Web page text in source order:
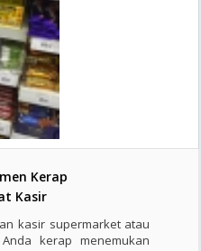
Kerap
Kasir
kasir supermarket atau
kerap menemukan